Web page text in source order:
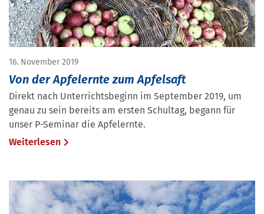
16. November 2019
Von der Apfelernte zum Apfelsaft
Direkt nach Unterrichtsbeginn im September 2019, um
genau zu sein bereits am ersten Schultag, begann für
unser P-Seminar die Apfelernte.
Weiterlesen